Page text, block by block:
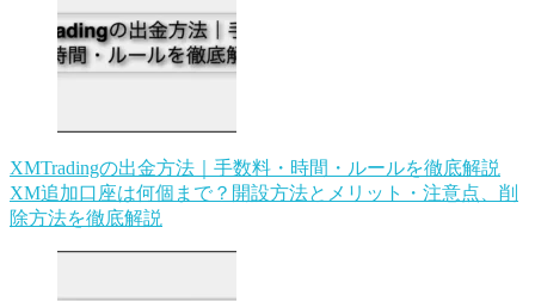
XMTradingの出金方法｜手数料・時間・ルールを徹底解説
XM追加口座は何個まで？開設方法とメリット・注意点、削
除方法を徹底解説